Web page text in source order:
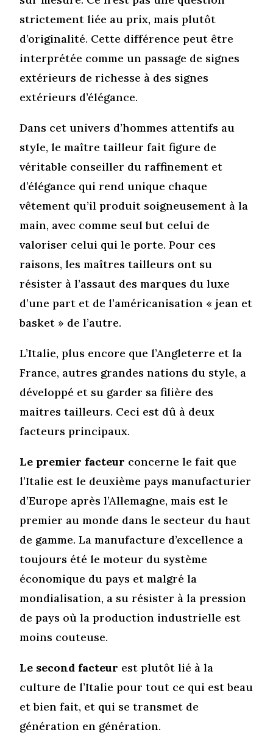
strictement liée au prix, mais plutôt
d’originalité. Cette différence peut être
interprétée comme un passage de signes
extérieurs de richesse à des signes
extérieurs d’élégance.
Dans cet univers d’hommes attentifs au
style, le maître tailleur fait figure de
véritable conseiller du raffinement et
d’élégance qui rend unique chaque
vêtement qu’il produit soigneusement à la
main, avec comme seul but celui de
valoriser celui qui le porte. Pour ces
raisons, les maîtres tailleurs ont su
résister à l’assaut des marques du luxe
d’une part et de l’américanisation « jean et
basket » de l’autre.
L’Italie, plus encore que l’Angleterre et la
France, autres grandes nations du style, a
développé et su garder sa filière des
maitres tailleurs. Ceci est dû à deux
facteurs principaux.
Le premier facteur concerne le fait que
l’Italie est le deuxième pays manufacturier
d’Europe après l’Allemagne, mais est le
premier au monde dans le secteur du haut
de gamme. La manufacture d’excellence a
toujours été le moteur du système
économique du pays et malgré la
mondialisation, a su résister à la pression
de pays où la production industrielle est
moins couteuse.
Le second facteur est plutôt lié à la
culture de l’Italie pour tout ce qui est beau
et bien fait, et qui se transmet de
génération en génération.